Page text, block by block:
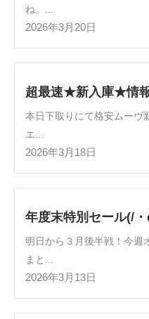
ね。...
2026年3月20日
超最速★新入庫★情
本日下取りにて格安ムーヴ
エ...
2026年3月18日
年度末特別セール(/
明日から３月後半戦！今週
まと...
2026年3月13日